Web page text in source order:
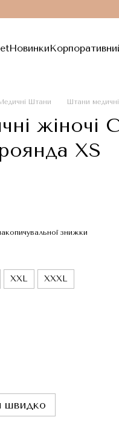
Новинки
Штани Штани медичні
жіночі
XS
знижки
XXL XXXL
швидко